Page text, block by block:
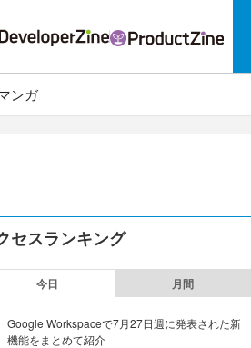
ンガ
セスランキング
今日 月間
Google Workspaceで7月27日週に発表された新
機能をまとめて紹介